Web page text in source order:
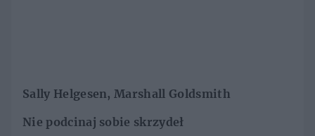
Sally Helgesen,Marshall Goldsmith
Nie podcinaj sobie skrzydeł